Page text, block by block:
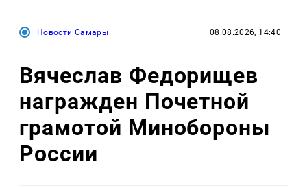
Новости Самары 08.08.2026, 14:40
Вячеслав Федорищев
награжден Почетной
грамотой Минобороны
России